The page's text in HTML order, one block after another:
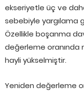
ekseriyetle üç ve
sebebiyle yargılama
Özellikle boşanma
değerleme oranında
hayli yükselmiştir.
Yeniden değerleme